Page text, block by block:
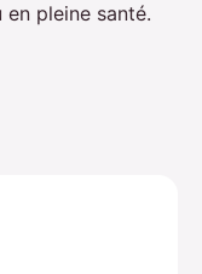
pleine santé.